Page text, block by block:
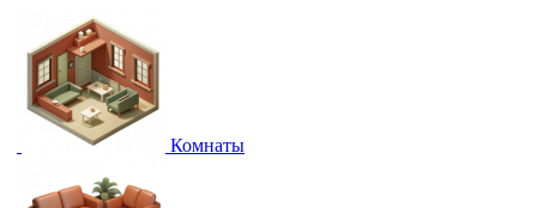
Комнаты